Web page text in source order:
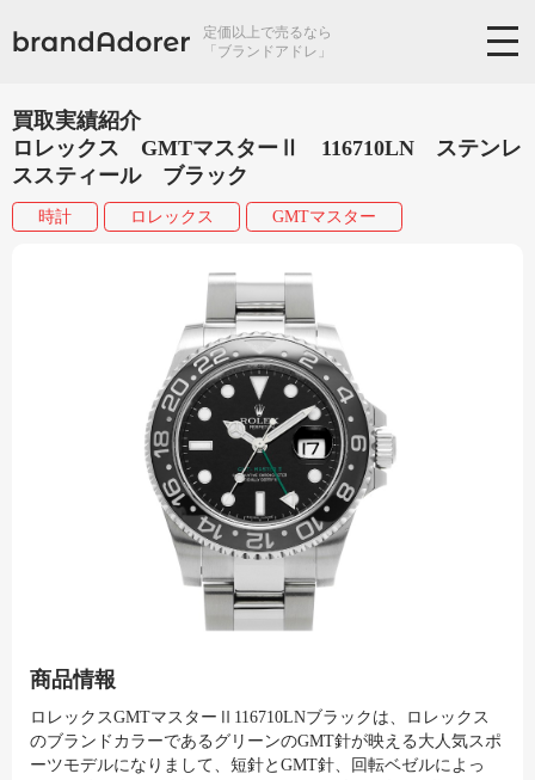
定価以上で売るなら
「ブランドアドレ」
買取実績紹介
ロレックス GMTマスターⅡ 116710LN ステンレ
ススティール ブラック
時計 ロレックス GMTマスター
商品情報
ロレックスGMTマスターⅡ116710LNブラックは、ロレックス
のブランドカラーであるグリーンのGMT針が映える大人気スポ
ーツモデルになりまして、短針とGMT針、回転ベゼルによっ